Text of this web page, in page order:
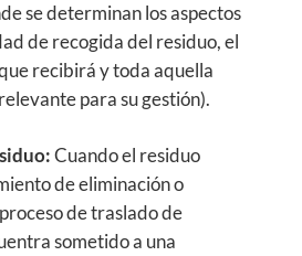
se determinan los aspectos
de recogida del residuo, el
recibirá y toda aquella
para su gestión).
Cuando el residuo
de eliminación o
de traslado de
sometido a una